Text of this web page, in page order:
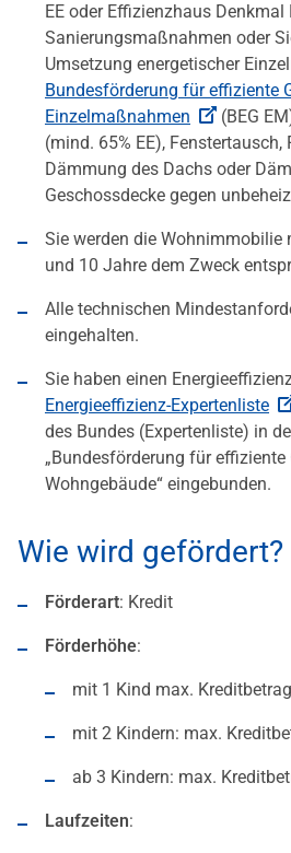
EE oder Effizienzhaus Denkmal
Sanierungsmaßnahmen oder
Umsetzung energetischer
Bundesförderung für effiziente
Einzelmaßnahmen
(BEG
(mind. 65% EE),
Dämmung des Dachs oder
Geschossdecke gegen
Sie werden die Wohnimmobilie
und 10 Jahre dem Zweck
Alle technischen
eingehalten.
Sie haben einen
Energieeffizienz-Expertenliste
des Bundes (Expertenliste) in
„Bundesförderung für effiziente
Wohngebäude“ eingebunden.
Wie wird gefördert?
Förderart: Kredit
Förderhöhe:
mit 1 Kind max.
mit 2 Kindern: max.
ab 3 Kindern: max.
Laufzeiten: